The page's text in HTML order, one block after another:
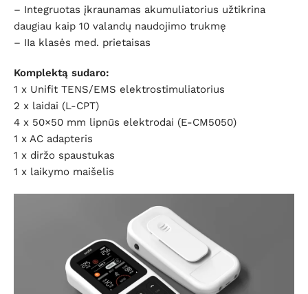
– Integruotas įkraunamas akumuliatorius užtikrina
daugiau kaip 10 valandų naudojimo trukmę
– IIa klasės med. prietaisas
Komplektą sudaro:
1 x Unifit TENS/EMS elektrostimuliatorius
2 x laidai (L-CPT)
4 x 50×50 mm lipnūs elektrodai (E-CM5050)
1 x AC adapteris
1 x diržo spaustukas
1 x laikymo maišelis